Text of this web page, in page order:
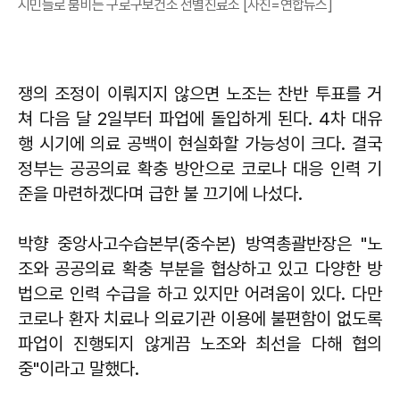
시민들로 붐비는 구로구보건소 선별진료소 [사진=연합뉴스]
쟁의 조정이 이뤄지지 않으면 노조는 찬반 투표를 거
쳐 다음 달 2일부터 파업에 돌입하게 된다. 4차 대유
행 시기에 의료 공백이 현실화할 가능성이 크다. 결국
정부는 공공의료 확충 방안으로 코로나 대응 인력 기
준을 마련하겠다며 급한 불 끄기에 나섰다.
박향 중앙사고수습본부(중수본) 방역총괄반장은 "노
조와 공공의료 확충 부분을 협상하고 있고 다양한 방
법으로 인력 수급을 하고 있지만 어려움이 있다. 다만
코로나 환자 치료나 의료기관 이용에 불편함이 없도록
파업이 진행되지 않게끔 노조와 최선을 다해 협의
중"이라고 말했다.